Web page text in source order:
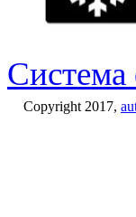
Система
Copyright 2017,